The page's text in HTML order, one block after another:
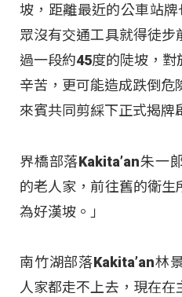
坡，距離最近的公車站
眾沒有交通工具就得徒步
過一段約45度的陡坡，
辛苦，更可能造成跌倒危
來賓共同剪綵下正式揭牌
界橋部落Kakita’an朱一
的老人家，前往舊的衛
為好漢坡。」
南竹湖部落Kakita’an林
人家都走不上去，現在